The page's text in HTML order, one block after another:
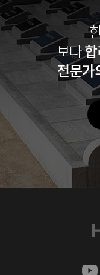
보다
전문가